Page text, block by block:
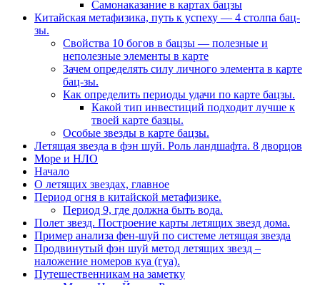
Самонаказание в картах бацзы
Китайская метафизика, путь к успеху — 4 столпа бац-
зы.
Свойства 10 богов в бацзы — полезные и
неполезные элементы в карте
Зачем определять силу личного элемента в карте
бац-зы.
Как определить периоды удачи по карте бацзы.
Какой тип инвестиций подходит лучше к
твоей карте базцы.
Особые звезды в карте бацзы.
Летящая звезда в фэн шуй. Роль ландшафта. 8 дворцов
Море и НЛО
Начало
О летящих звездах, главное
Период огня в китайской метафизике.
Период 9, где должна быть вода.
Полет звезд. Построение карты летящих звезд дома.
Пример анализа фен-шуй по системе летящая звезда
Продвинутый фэн шуй метод летящих звезд –
наложение номеров куа (гуа).
Путешественникам на заметку